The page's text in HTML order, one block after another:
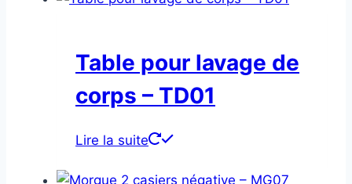
Table pour lavage de
corps – TD01
Lire la suite